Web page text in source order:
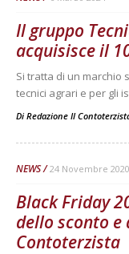
Il gruppo
acquisisce il
Si tratta di un marchio
tecnici agrari e per gli
Di Redazione Il
NEWS 24 Novembre 2020
Black Friday
dello sconto
Contoterzista